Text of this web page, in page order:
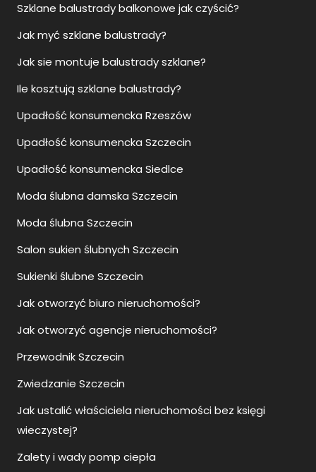
Szklane balustrady balkonowe jak czyścić?
Jak myć szklane balustrady?
Jak sie montuje balustrady szklane?
Ile kosztują szklane balustrady?
Upadłość konsumencka Rzeszów
Upadłość konsumencka Szczecin
Upadłość konsumencka Siedlce
Moda ślubna damska Szczecin
Moda ślubna Szczecin
Salon sukien ślubnych Szczecin
Sukienki ślubne Szczecin
Jak otworzyć biuro nieruchomości?
Jak otworzyć agencje nieruchomości?
Przewodnik Szczecin
Zwiedzanie Szczecin
Jak ustalić właściciela nieruchomości bez księgi
wieczystej?
Zalety i wady pomp ciepła